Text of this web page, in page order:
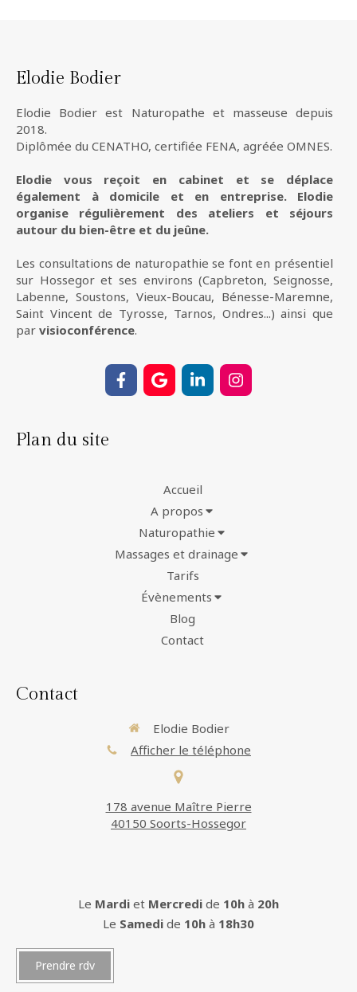
Elodie Bodier
Elodie Bodier est Naturopathe et masseuse depuis
2018.
Diplômée du CENATHO, certifiée FENA, agréée OMNES.
Elodie vous reçoit en cabinet et se déplace
également à domicile et en entreprise. Elodie
organise régulièrement des ateliers et séjours
autour du bien-être et du jeûne.
Les consultations de naturopathie se font en présentiel
sur Hossegor et ses environs (Capbreton, Seignosse,
Labenne, Soustons, Vieux-Boucau, Bénesse-Maremne,
Saint Vincent de Tyrosse, Tarnos, Ondres...) ainsi que
par visioconférence.
Plan du site
Accueil
A propos
Naturopathie
Massages et drainage
Tarifs
Évènements
Blog
Contact
Contact
Elodie Bodier
Afficher le téléphone
178 avenue Maître Pierre
40150 Soorts-Hossegor
Le Mardi et Mercredi de 10h à 20h
Le Samedi de 10h à 18h30
Prendre rdv